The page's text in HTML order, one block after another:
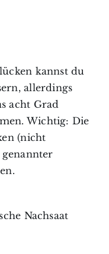
kannst du
allerdings
acht Grad
Wichtig: Die
(nicht
Nachsaat